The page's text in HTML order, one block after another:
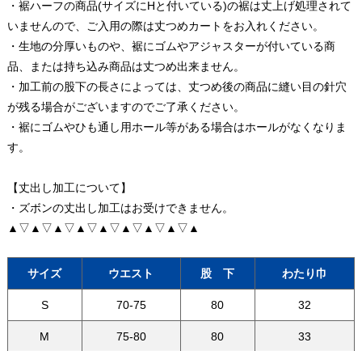
・裾ハーフの商品(サイズにHと付いている)の裾は丈上げ処理されて
いませんので、ご入用の際は丈つめカートをお入れください。
・生地の分厚いものや、裾にゴムやアジャスターが付いている商
品、または持ち込み商品は丈つめ出来ません。
・加工前の股下の長さによっては、丈つめ後の商品に縫い目の針穴
が残る場合がございますのでご了承ください。
・裾にゴムやひも通し用ホール等がある場合はホールがなくなりま
す。
【丈出し加工について】
・ズボンの丈出し加工はお受けできません。
▲▽▲▽▲▽▲▽▲▽▲▽▲▽▲▽▲
サイズ ウエスト 股 下 わたり巾
S 70-75 80 32
M 75-80 80 33